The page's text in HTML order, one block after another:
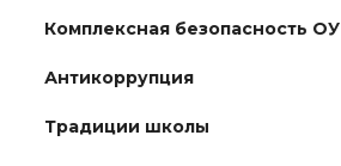
Комплексная безопасность ОУ
Антикоррупция
Традиции школы